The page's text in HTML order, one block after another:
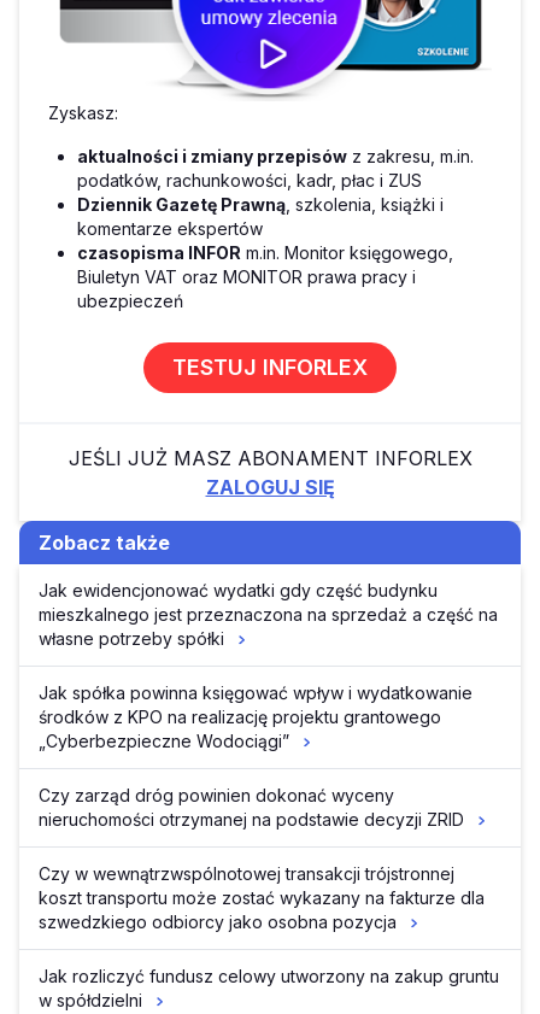
Zyskasz:
aktualności i zmiany przepisów z zakresu, m.in.
podatków, rachunkowości, kadr, płac i ZUS
Dziennik Gazetę Prawną , szkolenia, książki i
komentarze ekspertów
czasopisma INFOR m.in. Monitor księgowego,
Biuletyn VAT oraz MONITOR prawa pracy i
ubezpieczeń
TESTUJ INFORLEX
JEŚLI JUŻ MASZ ABONAMENT INFORLEX
ZALOGUJ SIĘ
Zobacz także
Jak ewidencjonować wydatki gdy część budynku
mieszkalnego jest przeznaczona na sprzedaż a część na
własne potrzeby spółki
Jak spółka powinna księgować wpływ i wydatkowanie
środków z KPO na realizację projektu grantowego
„Cyberbezpieczne Wodociągi”
Czy zarząd dróg powinien dokonać wyceny
nieruchomości otrzymanej na podstawie decyzji ZRID
Czy w wewnątrzwspólnotowej transakcji trójstronnej
koszt transportu może zostać wykazany na fakturze dla
szwedzkiego odbiorcy jako osobna pozycja
Jak rozliczyć fundusz celowy utworzony na zakup gruntu
w spółdzielni